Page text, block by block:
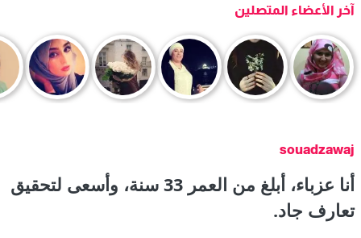
آخر الأعضاء المتصلين
souadzawaj
أنا عزباء، أبلغ من العمر 33 سنة، وأسعى لتحقيق
تعارف جاد.